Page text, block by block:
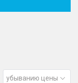
убыванию цены